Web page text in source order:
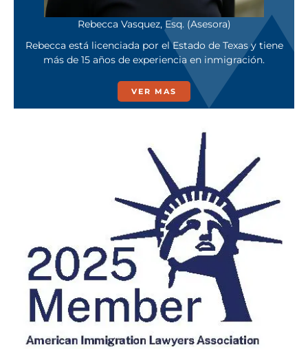
Rebecca Vasquez, Esq. (Asesora)
Rebecca está licenciada por el Estado de Texas y tiene
más de 15 años de experiencia en inmigración.
VER MAS